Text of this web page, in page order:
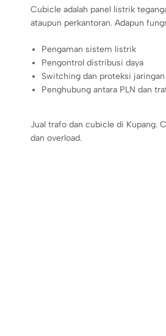
Cubicle adalah panel listrik
ataupun perkantoran. Adapun
Pengaman sistem listrik
Pengontrol distribusi daya
Switching dan proteksi jaringan
Penghubung antara PLN dan
Jual trafo dan cubicle di Kupang.
dan overload.